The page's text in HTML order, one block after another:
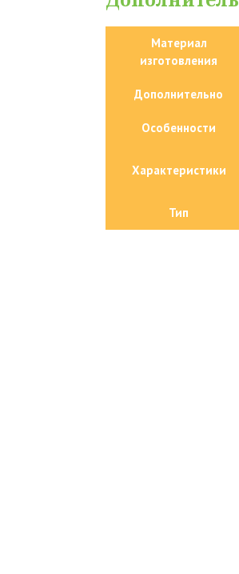
Материал
изготовления
Дополнительно
Особенности
Характеристики
Тип